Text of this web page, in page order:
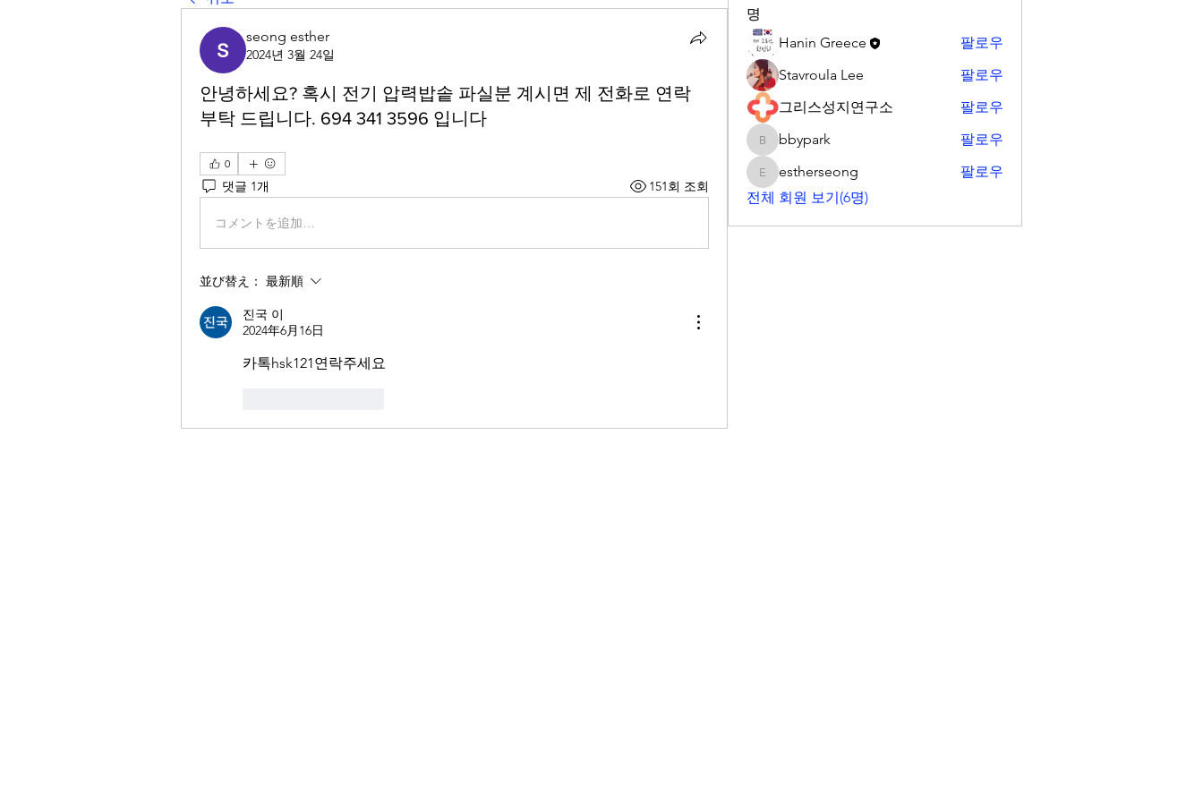
seong esther
2024년 3월 24일
안녕하세요? 혹시 전기 압력밥솥 파실분 계시면 제 전화로 연락
부탁 드립니다. 694 341 3596 입니다
0
댓글 1개 151회 조회
コメントを追加…
並び替え： 最新順
진국 이
2024年6月16日
카톡hsk121연락주세요
명
Hanin Greece
팔로우
Stavroula Lee
팔로우
그리스성지연구소
팔로우
bbypark
bbypark 팔로우
estherseong
estherseong
팔로우
전체 회원 보기(6명)